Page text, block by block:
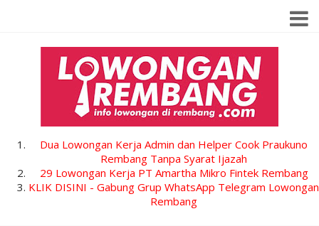
Dua Lowongan Kerja Admin dan Helper Cook Praukuno
Rembang Tanpa Syarat Ijazah
29 Lowongan Kerja PT Amartha Mikro Fintek Rembang
KLIK DISINI - Gabung Grup WhatsApp Telegram Lowongan
Rembang